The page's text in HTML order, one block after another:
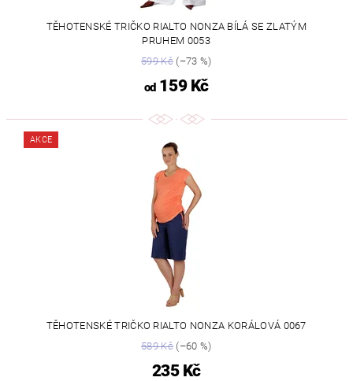
TĚHOTENSKÉ TRIČKO RIALTO NONZA BÍLÁ SE ZLATÝM
PRUHEM 0053
599 Kč(–73 %)
od159 Kč
AKCE
TĚHOTENSKÉ TRIČKO RIALTO NONZA KORÁLOVÁ 0067
589 Kč(–60 %)
235 Kč